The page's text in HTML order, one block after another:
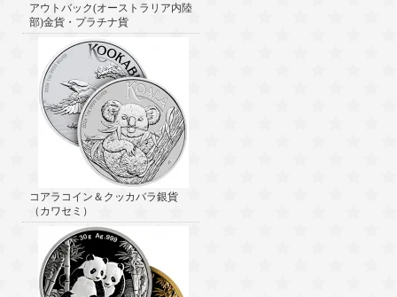
アウトバック(オーストラリア内陸
部)金貨・プラチナ貨
コアラコイン＆クッカバラ銀貨
（カワセミ）